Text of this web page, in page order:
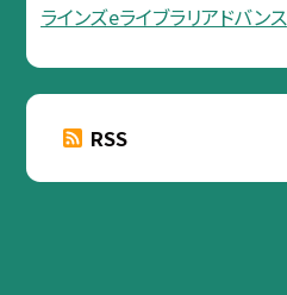
ラインズeライブラリアドバンス
RSS